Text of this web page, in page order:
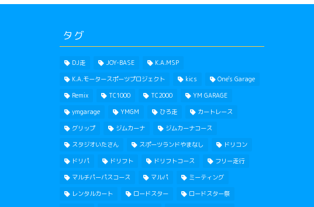
タグ
DJ走 JOY-BASE
K.A.MSP
K.A.モータースポーツプロジェクト
kics
One's Garage
Remix
TC1000 TC2000
YM GARAGE
ymgarage
YMGM ひろ走
カートレース
グリップ
ジムカーナ
ジムカーナコース
スタジオいたさん
スポーツランドやまなし
ドリコン
ドリパ
ドリフト ドリフトコース
フリー走行
マルチパーパスコース
マルパ
ミーティング
レンタルカート
ロードスター
ロードスター祭